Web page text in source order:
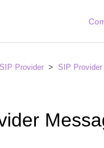
SIP Provider SIP